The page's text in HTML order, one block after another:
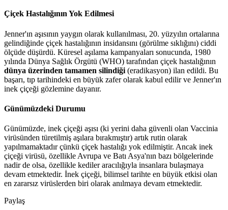
Çiçek Hastalığının Yok Edilmesi
Jenner'ın aşısının yaygın olarak kullanılması, 20. yüzyılın ortalarına
gelindiğinde çiçek hastalığının insidansını (görülme sıklığını) ciddi
ölçüde düşürdü. Küresel aşılama kampanyaları sonucunda, 1980
yılında Dünya Sağlık Örgütü (WHO) tarafından çiçek hastalığının
dünya üzerinden tamamen silindiği (eradikasyon) ilan edildi. Bu
başarı, tıp tarihindeki en büyük zafer olarak kabul edilir ve Jenner'ın
inek çiçeği gözlemine dayanır.
Günümüzdeki Durumu
Günümüzde, inek çiçeği aşısı (ki yerini daha güvenli olan Vaccinia
virüsünden türetilmiş aşılara bırakmıştır) artık rutin olarak
yapılmamaktadır çünkü çiçek hastalığı yok edilmiştir. Ancak inek
çiçeği virüsü, özellikle Avrupa ve Batı Asya'nın bazı bölgelerinde
nadir de olsa, özellikle kediler aracılığıyla insanlara bulaşmaya
devam etmektedir. İnek çiçeği, bilimsel tarihte en büyük etkisi olan
en zararsız virüslerden biri olarak anılmaya devam etmektedir.
Paylaş